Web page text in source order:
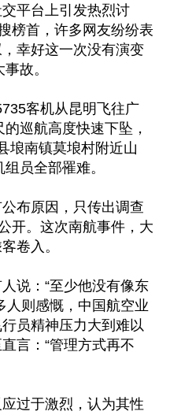
平台上引发热烈讨
榜首，许多网友纷纷表
幸好这一次没有演变
故。
客机从昆明飞往广
巡航高度快速下坠，
埌南镇莫埌村附近山
员全部罹难。
布原因，只传出调查
开。这次南航事件，大
卷入。
说：“至少他没有像东
人则感慨，中国航空业
员精神压力大到难以
言：“管理方式再不
过于激烈，认为其性